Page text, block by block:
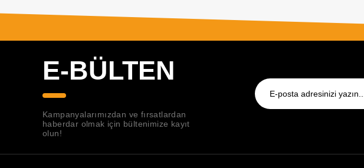
E-BÜLTEN
Kampanyalarımızdan ve fırsatlardan
haberdar olmak için bültenimize kayıt
olun!